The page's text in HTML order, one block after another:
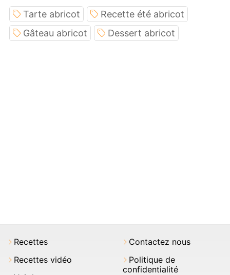
Tarte abricot
Recette été abricot
Gâteau abricot
Dessert abricot
Recettes
Recettes vidéo
Contactez nous
Politique de
confidentialité